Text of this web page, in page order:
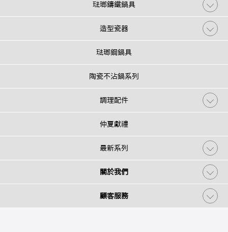
琺瑯鑄鐵鍋具
造型瓷器
琺瑯鋼鍋具
陶瓷不沾鍋系列
調理配件
仲夏獻禮
最新系列
關於我們
顧客服務